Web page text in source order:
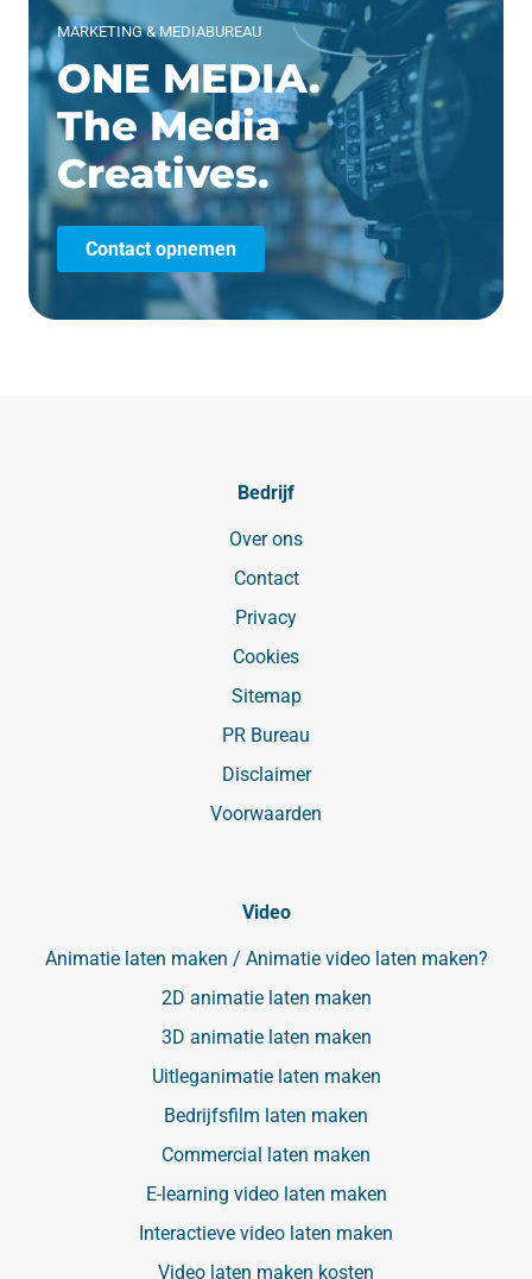
MARKETING & MEDIABUREAU
ONE MEDIA.
The Media
Creatives.
Contact opnemen
Bedrijf
Over ons
Contact
Privacy
Cookies
Sitemap
PR Bureau
Disclaimer
Voorwaarden
Video
Animatie laten maken / Animatie video laten maken?
2D animatie laten maken
3D animatie laten maken
Uitleganimatie laten maken
Bedrijfsfilm laten maken
Commercial laten maken
E-learning video laten maken
Interactieve video laten maken
Video laten maken kosten